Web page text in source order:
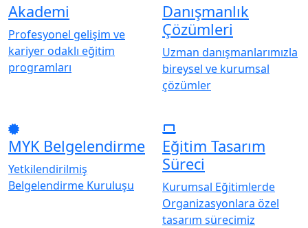
Akademi
Profesyonel gelişim ve
kariyer odaklı eğitim
programları
Danışmanlık
Çözümleri
Uzman danışmanlarımızla
bireysel ve kurumsal
çözümler
MYK Belgelendirme
Yetkilendirilmiş
Belgelendirme Kuruluşu
Eğitim Tasarım
Süreci
Kurumsal Eğitimlerde
Organizasyonlara özel
tasarım sürecimiz